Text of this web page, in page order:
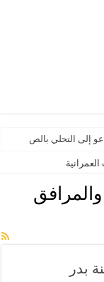
التحلي بالصبر حتى
بدر